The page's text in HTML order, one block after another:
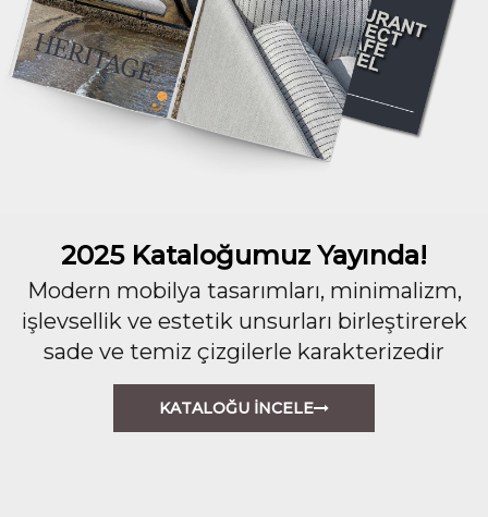
2025 Kataloğumuz Yayında!
Modern mobilya tasarımları, minimalizm,
işlevsellik ve estetik unsurları birleştirerek
sade ve temiz çizgilerle karakterizedir
KATALOĞU İNCELE